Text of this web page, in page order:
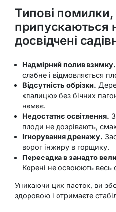
Типові помилки,
припускаються
досвідчені
Надмірний полив взимку.
слабне і відмовляється
Відсутність обрізки.
«палицю» без бічних
немає.
Недостатнє освітлення.
плоди не дозрівають,
Ігнорування дренажу.
ворог інжиру в горщику.
Пересадка в занадто
Корені не освоюють весь
Уникаючи цих пасток, ви
здоровою і отримаєте